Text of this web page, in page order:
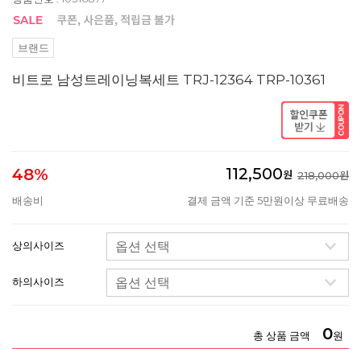
브랜드
비트로 남성트레이닝복세트 TRJ-12364 TRP-10361
48% 112,500원 218,000원
배송비
결제 금액 기준 5만원이상 무료배송
상의사이즈
하의사이즈
총 상품 금액 0원